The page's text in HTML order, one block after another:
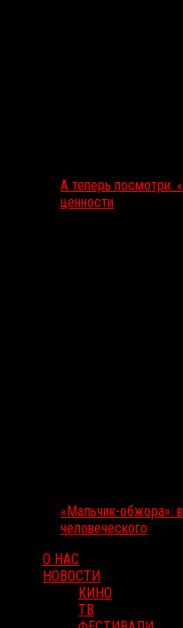
А теперь посмотри:
ценности
«Мальчик-обжора»:
человеческого
О НАС
НОВОСТИ
КИНО
ТВ